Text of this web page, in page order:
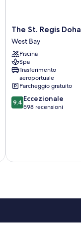
The
St.
Regis
Doha
West
Bay
The St. Regis Doha
West Bay
Piscina
Spa
Trasferimento
aeroportuale
Parcheggio gratuito
9.4
su
9,4 Eccezionale
598 recensioni